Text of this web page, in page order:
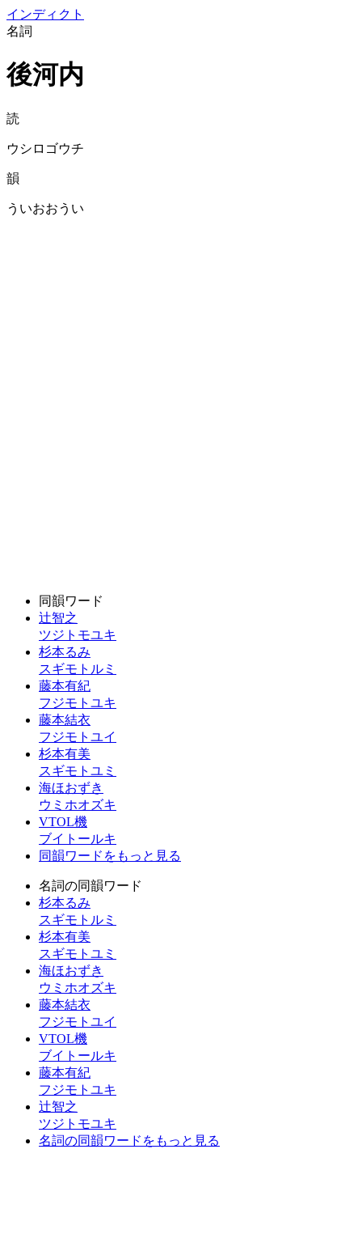
インディクト
名詞
後河内
読
ウシロゴウチ
韻
ういおおうい
同韻ワード
辻智之
ツジトモユキ
杉本るみ
スギモトルミ
藤本有紀
フジモトユキ
藤本結衣
フジモトユイ
杉本有美
スギモトユミ
海ほおずき
ウミホオズキ
VTOL機
ブイトールキ
同韻ワードをもっと見る
名詞の同韻ワード
杉本るみ
スギモトルミ
杉本有美
スギモトユミ
海ほおずき
ウミホオズキ
藤本結衣
フジモトユイ
VTOL機
ブイトールキ
藤本有紀
フジモトユキ
辻智之
ツジトモユキ
名詞の同韻ワードをもっと見る